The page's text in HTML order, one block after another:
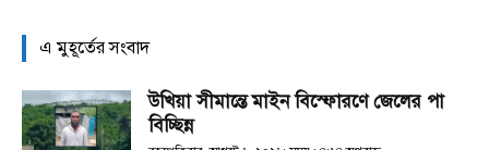
এ মুহূর্তের সংবাদ
উখিয়া সীমান্তে মাইন বিস্ফোরণে জেলের পা
বিচ্ছিন্ন